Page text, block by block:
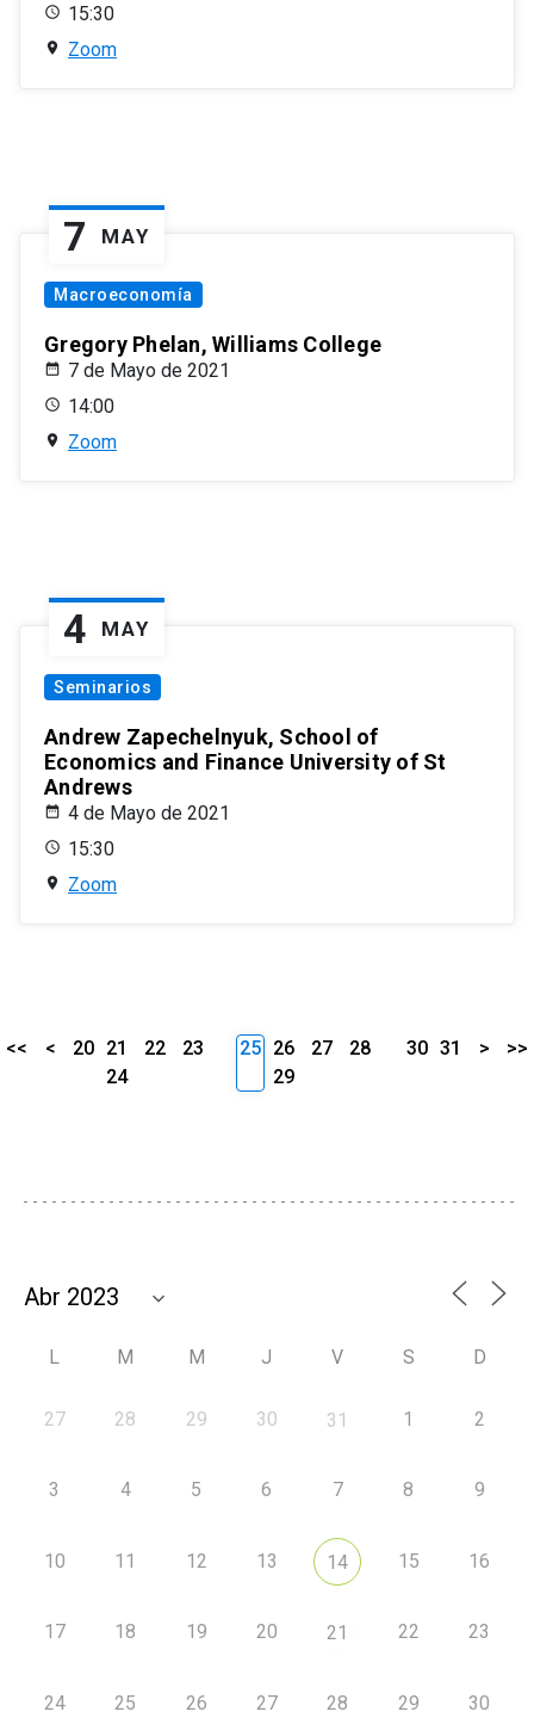
15:30
Zoom
7 MAY
Macroeconomía
Gregory Phelan, Williams College
7 de Mayo de 2021
14:00
Zoom
4 MAY
Seminarios
Andrew Zapechelnyuk, School of
Economics and Finance University of St
Andrews
4 de Mayo de 2021
15:30
Zoom
<< < 20 21 22
23
24
25 26 27
28
29
30 31 > >>
L M M J V S D
27 28 29 30 31 1 2
3 4 5 6 7 8 9
10 11 12 13 14 15 16
17 18 19 20 21 22 23
24 25 26 27 28 29 30